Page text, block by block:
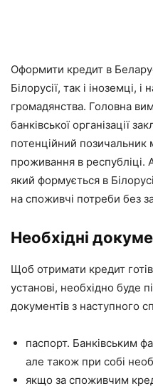
Оформити кредит в
Білорусії, так і іноземці, і
громадянства. Головна
банківської організації
потенційний позичальник
проживання в республіці.
який формується в
на споживчі потреби без
Необхідні
Щоб отримати кредит
установі, необхідно буде
документів з наступного
паспорт. Банківським
але також при собі
якщо за споживчим